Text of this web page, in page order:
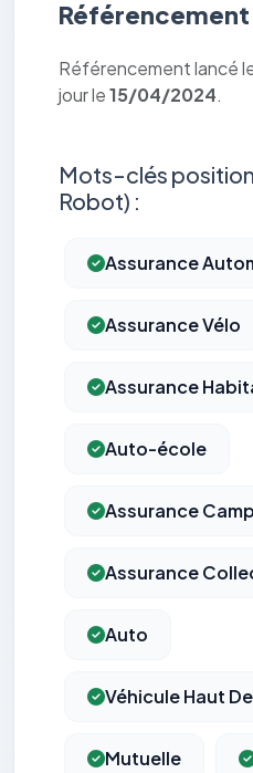
Référencement
Référencement lancé
jour le15/04/2024.
Mots-clés
Robot) :
Assurance
Assurance Vélo
Assurance
Auto-école
Assurance
Assurance
Auto
Véhicule Haut
Mutuelle